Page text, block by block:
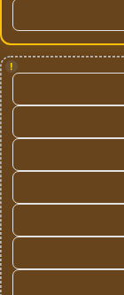
!